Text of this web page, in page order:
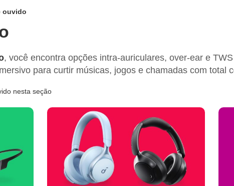
ouvido
, você encontra opções intra-auriculares, over-ear e
para curtir músicas, jogos e chamadas com total
nesta seção